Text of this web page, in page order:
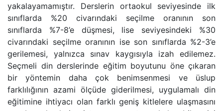
yakalayamamıştır. Derslerin ortaokul seviyesinde ilk
sınıflarda %20 civarındaki seçilme oranının son
sınıflarda %7-8’e düşmesi, lise seviyesindeki %30
civarındaki seçilme oranının ise son sınıflarda %2-3’e
gerilemesi, yalnızca sınav kaygısıyla izah edilemez.
Seçmeli din derslerinde eğitim boyutunu öne çıkaran
bir yöntemin daha çok benimsenmesi ve üslup
farklılığının azami ölçüde giderilmesi, uygulamalı din
eğitimine ihtiyacı olan farklı geniş kitlelere ulaşmasını